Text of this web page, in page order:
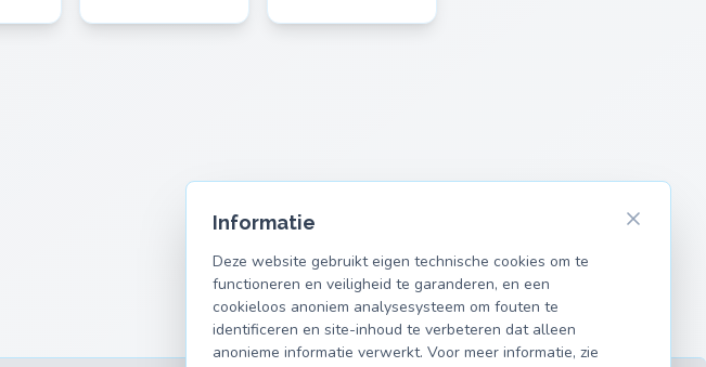
Informatie
Deze website gebruikt eigen technische cookies om te
functioneren en veiligheid te garanderen, en een
cookieloos anoniem analysesysteem om fouten te
identificeren en site-inhoud te verbeteren dat alleen
anonieme informatie verwerkt. Voor meer informatie, zie